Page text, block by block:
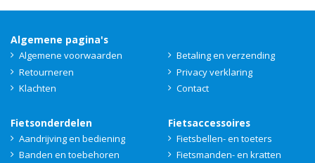
Algemene pagina's
Algemene voorwaarden
Betaling en verzending
Retourneren
Privacy verklaring
Klachten
Contact
Fietsonderdelen
Aandrijving en bediening
Banden en toebehoren
Fietsaccessoires
Fietsbellen- en toeters
Fietsmanden- en kratten